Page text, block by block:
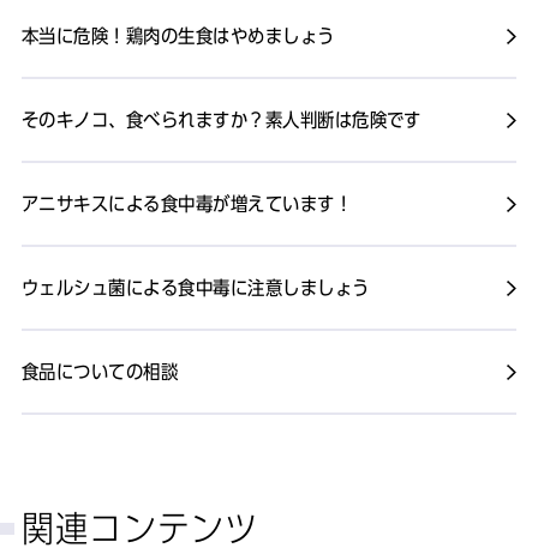
本当に危険！鶏肉の生食はやめましょう
そのキノコ、食べられますか？素人判断は危険です
アニサキスによる食中毒が増えています！
ウェルシュ菌による食中毒に注意しましょう
食品についての相談
関連コンテンツ